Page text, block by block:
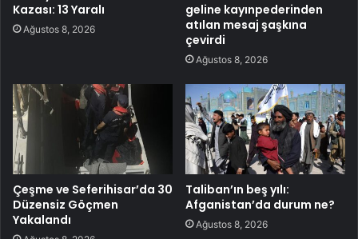
Kazası: 13 Yaralı
Ağustos 8, 2026
geline kayınpederinden
atılan mesaj şaşkına
çevirdi
Ağustos 8, 2026
Çeşme ve Seferihisar’da 30
Düzensiz Göçmen
Yakalandı
Taliban’ın beş yılı:
Afganistan’da durum ne?
Ağustos 8, 2026